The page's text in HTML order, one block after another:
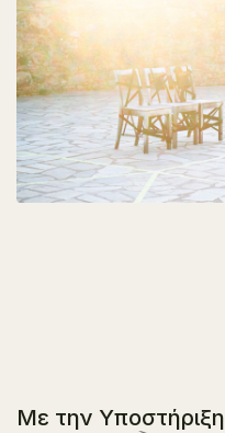
Με την Υποστήριξη